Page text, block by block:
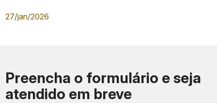
27/jan/2026
Preencha o formulário e seja
atendido em breve